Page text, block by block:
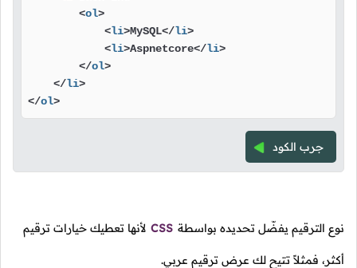
<ol>
<li>MySQL</li>
<li>Aspnetcore</li>
</ol>
</li>
</ol>
جرب الكود
نوع الترقيم يفضّل تحديده بواسطة CSS لأنها تعطيك خيارات ترقيم
أكثر، فمثلاً تتيح لك عرض ترقيم عربي.